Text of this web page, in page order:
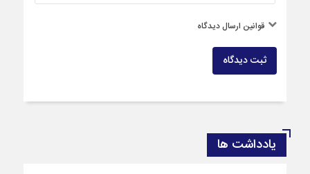
قوانین ارسال دیدگاه
ثبت دیدگاه
یادداشت ها